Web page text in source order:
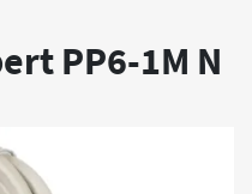
PP6-1M N